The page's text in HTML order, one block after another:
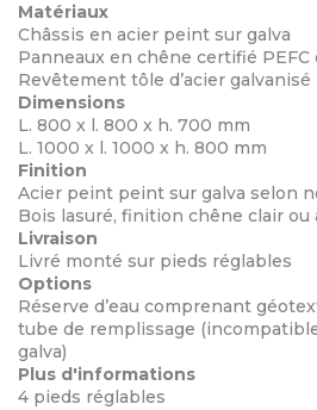
Matériaux
Châssis en acier peint sur galva
Panneaux en chêne certifié PEFC
Revêtement tôle d’acier galvanisé
Dimensions
L. 800 x l. 800 x h. 700 mm
L. 1000 x l. 1000 x h. 800 mm
Finition
Acier peint peint sur galva selon
Bois lasuré, finition chêne clair ou
Livraison
Livré monté sur pieds réglables
Options
Réserve d’eau comprenant
tube de remplissage
galva)
Plus d'informations
4 pieds réglables